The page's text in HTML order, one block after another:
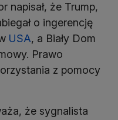
napisał, że Trump,
o ingerencję
USA, a Biały Dom
Prawo
z pomocy
że sygnalista